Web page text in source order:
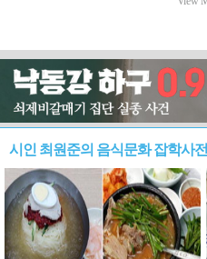
시인 최원준의 음식문화 잡학사전